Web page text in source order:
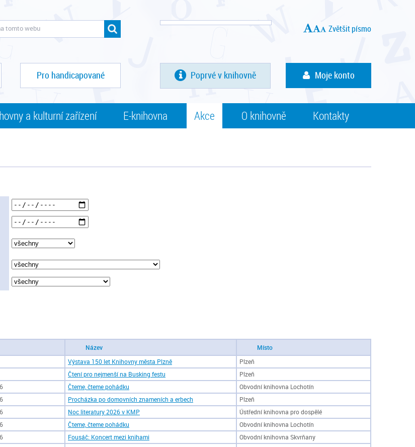
Zvětšit písmo
Pro handicapované Poprvé v knihovně Moje konto
a kulturní zařízení E-knihovna Akce O knihovně Kontakty
Název
Místo
Výstava 150 let Knihovny města Plzně
Plzeň
Čtení pro nejmenší na Busking festu
Plzeň
Čteme, čteme pohádku
Obvodní knihovna Lochotín
Procházka po domovních znameních a erbech
Plzeň
Noc literatury 2026 v KMP
Ústřední knihovna pro dospělé
Čteme, čteme pohádku
Obvodní knihovna Lochotín
Fousáč: Koncert mezi knihami
Obvodní knihovna Skvrňany